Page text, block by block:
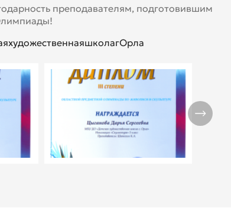
преподавателям, подготовившим